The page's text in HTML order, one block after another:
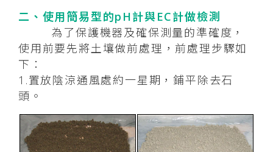
二、使用簡易型的pH計與EC計做檢測
為了保護機器及確保測量的準確度，
使用前要先將土壤做前處理，前處理步驟如
下：
1.置放陰涼通風處約一星期，鋪平除去石
頭。